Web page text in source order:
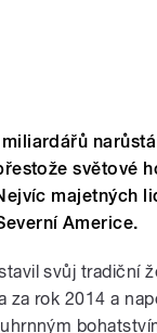
světové
majetných
Americe.
svůj tradiční
za rok 2014 a